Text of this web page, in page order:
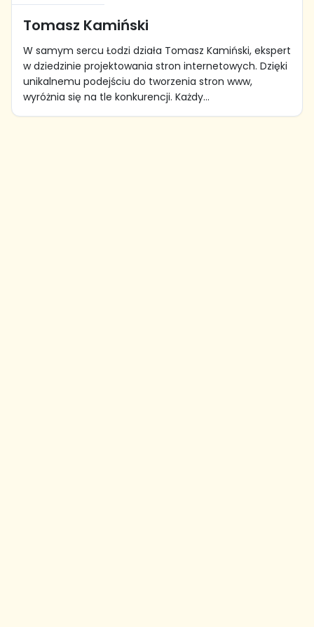
Tomasz Kamiński
W samym sercu Łodzi działa Tomasz Kamiński, ekspert
w dziedzinie projektowania stron internetowych. Dzięki
unikalnemu podejściu do tworzenia stron www,
wyróżnia się na tle konkurencji. Każdy...